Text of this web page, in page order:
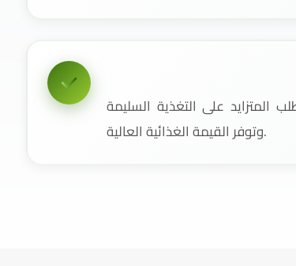
على التغذية السليمة
وتوفر القيمة الغذائية العالية.